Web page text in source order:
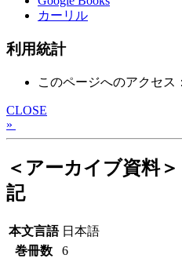
カーリル
利用統計
このページへのアクセス
CLOSE
»
＜アーカイブ資料＞
記
本文言語 日本語
巻冊数
6